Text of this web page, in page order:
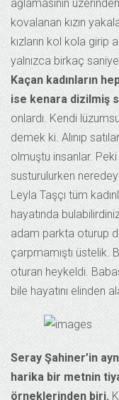
ağlamasının
kovalanan kızın
kızların kol kola girip
yalnızca birkaç
Kaçan kadınların
ise kenara dizilmiş
onlardı. Kendi
demek ki. Alınıp
olmuştu insanlar. Peki
susturulurken
Leyla Taşçı tüm
hayatında
adam parkta oturup
çarpmamıştı
oturan heykeldi.
bile hayatını elinden
Seray Şahiner’in
harika bir metnin
örneklerinden biri.